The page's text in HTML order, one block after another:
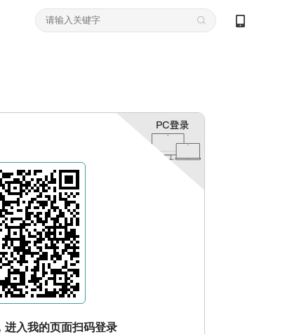
进入我的页面扫码登录